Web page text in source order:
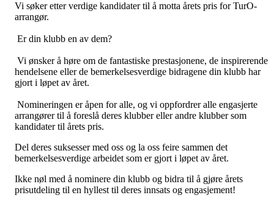
Vi søker etter verdige kandidater til å motta årets pris for TurO-
arrangør.
Er din klubb en av dem?
Vi ønsker å høre om de fantastiske prestasjonene, de inspirerende
hendelsene eller de bemerkelsesverdige bidragene din klubb har
gjort i løpet av året.
Nomineringen er åpen for alle, og vi oppfordrer alle engasjerte
arrangører til å foreslå deres klubber eller andre klubber som
kandidater til årets pris.
Del deres suksesser med oss og la oss feire sammen det
bemerkelsesverdige arbeidet som er gjort i løpet av året.
Ikke nøl med å nominere din klubb og bidra til å gjøre årets
prisutdeling til en hyllest til deres innsats og engasjement!